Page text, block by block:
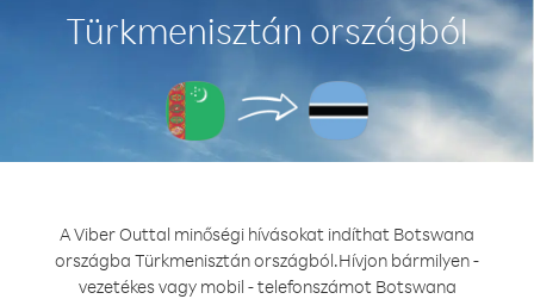
Türkmenisztán országból
A Viber Outtal minőségi hívásokat indíthat Botswana
országba Türkmenisztán országból.Hívjon bármilyen -
vezetékes vagy mobil - telefonszámot Botswana